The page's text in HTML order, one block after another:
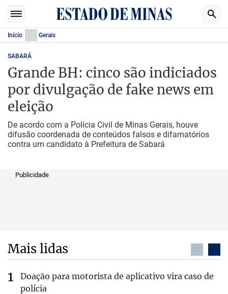
Início Gerais
SABARÁ
Grande BH: cinco são indiciados
por divulgação de fake news em
eleição
De acordo com a Polícia Civil de Minas Gerais, houve
difusão coordenada de conteúdos falsos e difamatórios
contra um candidato à Prefeitura de Sabará
Publicidade
Mais lidas
Doação para motorista de aplicativo vira caso de
polícia